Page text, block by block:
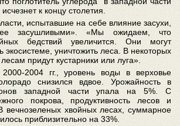
к концу столетия.
испытавшие на себе влияние засухи,
засушливыми». «Мы ожидаем, что
бедствий увеличится. Они могут
экосистеме, уничтожить леса. В некоторых
придут кустарники или луга».
2004 гг., уровень воды в верховье
снизился вдвое. Урожайность в
западной части упала на 5%. С
покрова, продуктивность лесов и
вечнозеленых хвойных лесах, суммарное
приблизительно на 33%.